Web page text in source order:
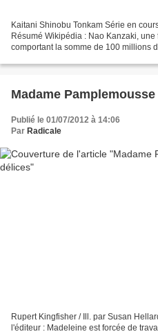
Kaitani Shinobu Tonkam Série en
Résumé Wikipédia : Nao Kanzaki,
comportant la somme de 100 millions
Madame
Publié le 01/07/2012 à 14:06
Par Radicale
Rupert Kingfisher / Ill. par Susan
l'éditeur : Madeleine est forcée de